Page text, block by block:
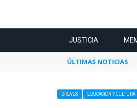
JUSTICIA
ÚLTIMAS NOTICIAS
BREVES EDUCACIÓN Y CULTURA